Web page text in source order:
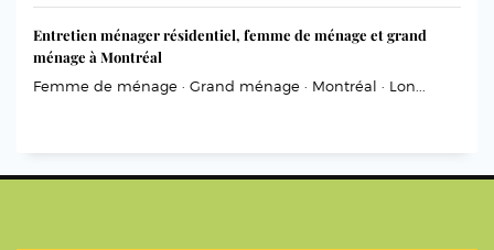
Entretien ménager résidentiel, femme de ménage et grand
ménage à Montréal
Femme de ménage · Grand ménage · Montréal · Lon...